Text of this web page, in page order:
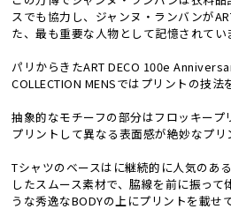
スでも協力し、ジャンヌ・ランバンが
た、最も重要な人物として記憶されてい
パリからきたART DECO 100e
COLLECTION MENSではプリントの技法
抽象的なモチーフの部分はフロッキー
プリントして異なる表面感が絶妙なプリ
Tシャツのベースはに継続的に人気のあ
したスムース素材で、脇線を前に振っ
うな秀逸なBODYの上にプリントを載せ